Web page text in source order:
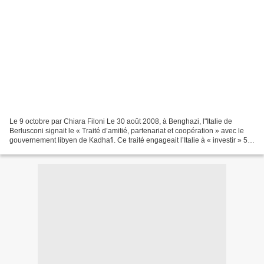
Le 9 octobre par Chiara Filoni Le 30 août 2008, à Benghazi, l"Italie de
Berlusconi signait le « Traité d’amitié, partenariat et coopération » avec le
gouvernement libyen de Kadhafi. Ce traité engageait l’Italie à « investir » 5